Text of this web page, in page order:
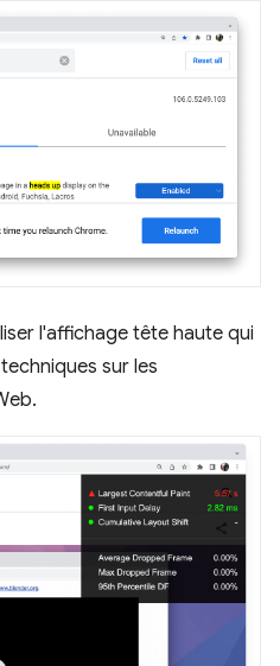
l'affichage tête haute qui
sur les